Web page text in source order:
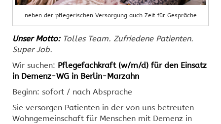
neben der pflegerischen Versorgung auch Zeit für Gespräche
Unser Motto:Tolles Team. Zufriedene Patienten.
Super Job.
Wir suchen: Pflegefachkraft (w/m/d) für den Einsatz
in Demenz-WG in Berlin-Marzahn
Beginn: sofort / nach Absprache
Sie versorgen Patienten in der von uns betreuten
Wohngemeinschaft für Menschen mit Demenz in